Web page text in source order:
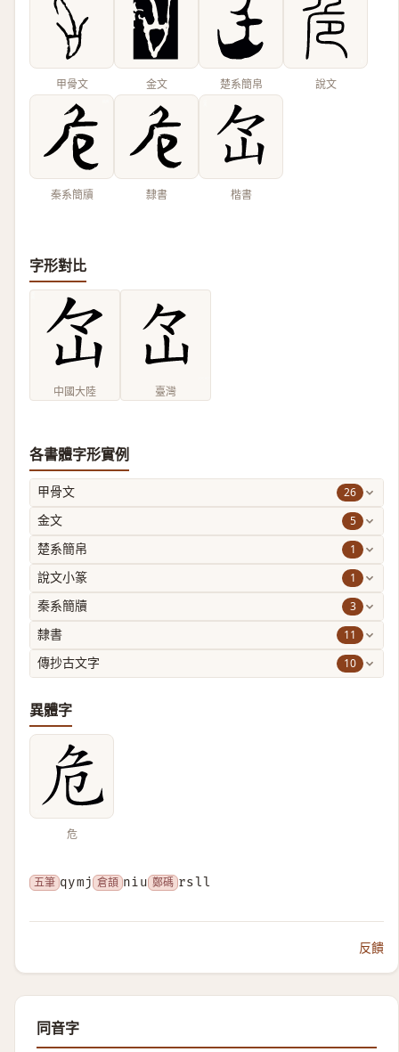
甲骨文 金文 楚系簡帛 說文
秦系簡牘 隸書 楷書
字形對比
中國大陸 臺灣
各書體字形實例
甲骨文 26
金文 5
楚系簡帛 1
說文小篆 1
秦系簡牘 3
隸書 11
傳抄古文字 10
異體字
危
五筆 qymj 倉頡 niu 鄭碼 rsll
反饋
同音字